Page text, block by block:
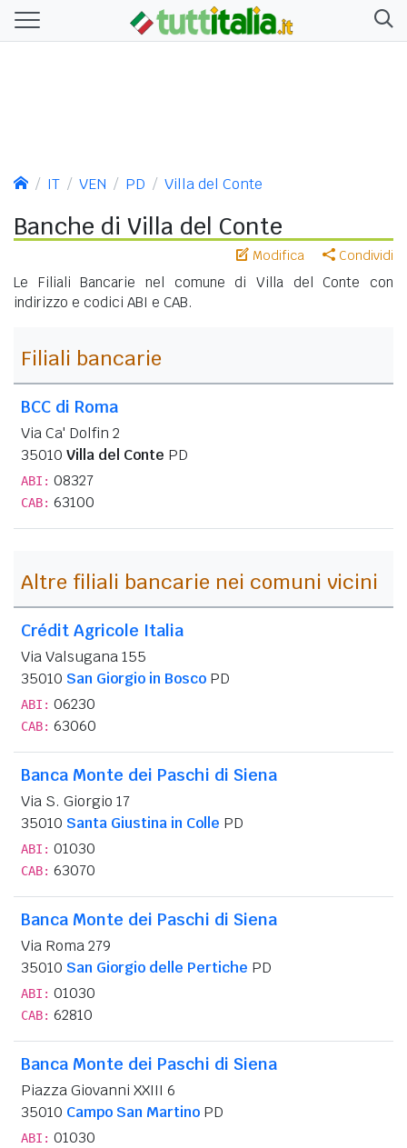
IT VEN PD Villa del Conte
Banche di Villa del Conte
Modifica Condividi
Le Filiali Bancarie nel comune di Villa del Conte con
indirizzo e codici ABI e CAB.
Filiali bancarie
BCC di Roma
Via Ca' Dolfin 2
35010 Villa del Conte PD
ABI: 08327
CAB: 63100
Altre filiali bancarie nei comuni vicini
Crédit Agricole Italia
Via Valsugana 155
35010 San Giorgio in Bosco PD
ABI: 06230
CAB: 63060
Banca Monte dei Paschi di Siena
Via S. Giorgio 17
35010 Santa Giustina in Colle PD
ABI: 01030
CAB: 63070
Banca Monte dei Paschi di Siena
Via Roma 279
35010 San Giorgio delle Pertiche PD
ABI: 01030
CAB: 62810
Banca Monte dei Paschi di Siena
Piazza Giovanni XXIII 6
35010 Campo San Martino PD
ABI: 01030